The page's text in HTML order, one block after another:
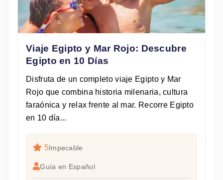
Viaje Egipto y Mar Rojo: Descubre
Egipto en 10 Días
Disfruta de un completo viaje Egipto y Mar
Rojo que combina historia milenaria, cultura
faraónica y relax frente al mar. Recorre Egipto
en 10 día...
5Impecable
Guía en Español